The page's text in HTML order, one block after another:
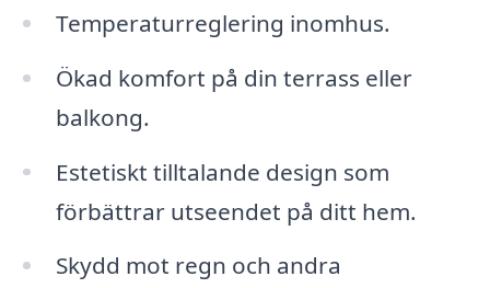
Temperaturreglering inomhus.
Ökad komfort på din terrass eller
balkong.
Estetiskt tilltalande design som
förbättrar utseendet på ditt hem.
Skydd mot regn och andra